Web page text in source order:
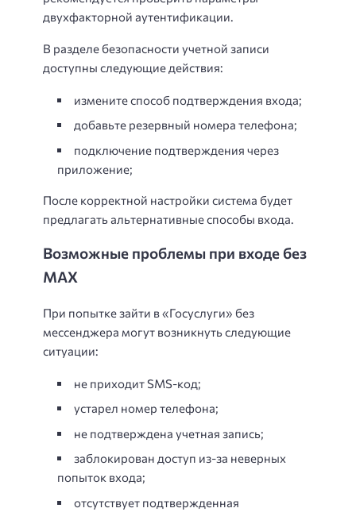
двухфакторной аутентификации.
В разделе безопасности учетной записи
доступны следующие действия:
измените способ подтверждения входа;
добавьте резервный номера телефона;
подключение подтверждения через
приложение;
После корректной настройки система будет
предлагать альтернативные способы входа.
Возможные проблемы при входе без
MAX
При попытке зайти в «Госуслуги» без
мессенджера могут возникнуть следующие
ситуации:
не приходит SMS-код;
устарел номер телефона;
не подтверждена учетная запись;
заблокирован доступ из-за неверных
попыток входа;
отсутствует подтвержденная